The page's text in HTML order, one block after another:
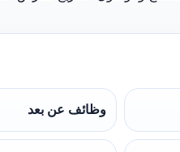
وظائف عن بعد